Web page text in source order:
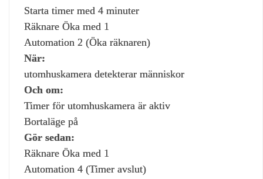
Starta timer med 4 minuter
Räknare Öka med 1
Automation 2 (Öka räknaren)
När:
utomhuskamera detekterar människor
Och om:
Timer för utomhuskamera är aktiv
Bortaläge på
Gör sedan:
Räknare Öka med 1
Automation 4 (Timer avslut)